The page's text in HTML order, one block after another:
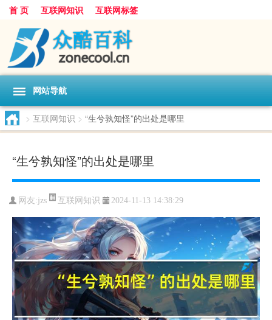
首 页 互联网知识 互联网标签
网站导航
> 互联网知识 > “生兮孰知怪”的出处是哪里
“生兮孰知怪”的出处是哪里
网友:jzs 互联网知识 2024-11-13 14:38:29